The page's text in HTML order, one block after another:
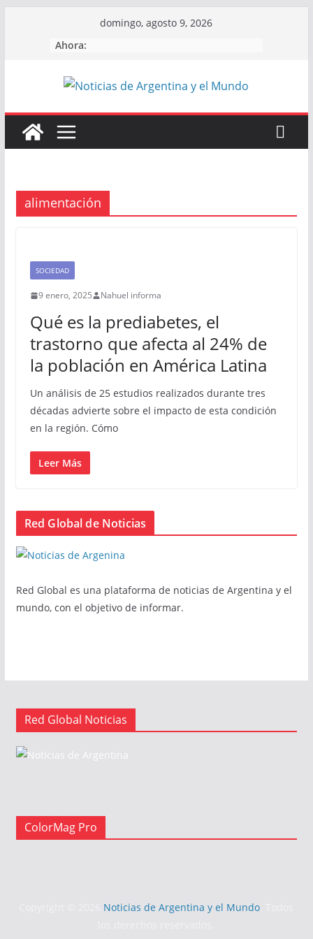
domingo, agosto 9, 2026
Ahora:
alimentación
SOCIEDAD
9 enero, 2025 Nahuel informa
Qué es la prediabetes, el
trastorno que afecta al 24% de
la población en América Latina
Un análisis de 25 estudios realizados durante tres
décadas advierte sobre el impacto de esta condición
en la región. Cómo
Leer Más
Red Global de Noticias
Red Global es una plataforma de noticias de Argentina y el
mundo, con el objetivo de informar.
Red Global Noticias
ColorMag Pro
Noticias de Argentina y el Mundo